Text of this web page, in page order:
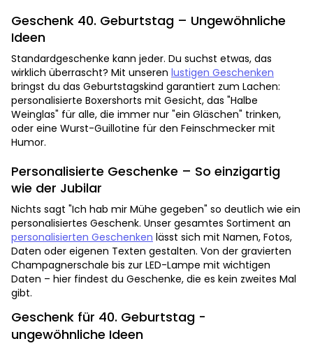
Geschenk 40. Geburtstag – Ungewöhnliche
Ideen
Standardgeschenke kann jeder. Du suchst etwas, das
wirklich überrascht? Mit unseren lustigen Geschenken
bringst du das Geburtstagskind garantiert zum Lachen:
personalisierte Boxershorts mit Gesicht, das "Halbe
Weinglas" für alle, die immer nur "ein Gläschen" trinken,
oder eine Wurst-Guillotine für den Feinschmecker mit
Humor.
Personalisierte Geschenke – So einzigartig
wie der Jubilar
Nichts sagt "Ich hab mir Mühe gegeben" so deutlich wie ein
personalisiertes Geschenk. Unser gesamtes Sortiment an
personalisierten Geschenken lässt sich mit Namen, Fotos,
Daten oder eigenen Texten gestalten. Von der gravierten
Champagnerschale bis zur LED-Lampe mit wichtigen
Daten – hier findest du Geschenke, die es kein zweites Mal
gibt.
Geschenk für 40. Geburtstag -
ungewöhnliche Ideen